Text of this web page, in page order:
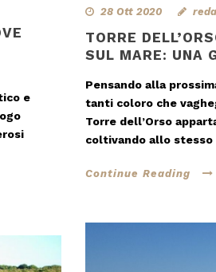
e
28 Ott 2020
TORRE
SUL MARE: UNA
Pensando alla
tanti coloro che
Torre dell’Orso
coltivando allo stesso
Continue Reading